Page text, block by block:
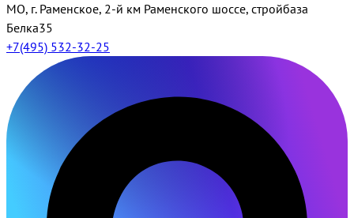
МО, г. Раменское, 2-й км Раменского шоссе, стройбаза
Белка35
+7(495) 532-32-25